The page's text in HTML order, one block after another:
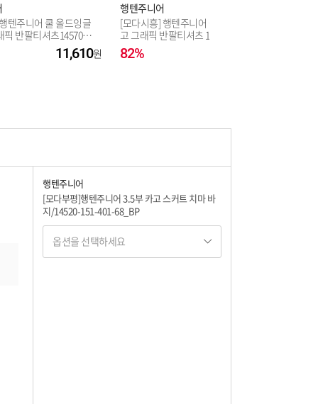
텐주니어 쿨 올드잉글
픽 반팔티셔츠14570-0
11,610
행텐주니어
[모다시흥] 행텐주니어 쿨링 샌디에
고 그래픽 반팔티셔츠 14520-031-4
10-31_SH
82%
행텐주니어
[모다부평]행텐주니어 3.5부 카고 스커트 치마 바
지/14520-151-401-68_BP
옵션을 선택하세요